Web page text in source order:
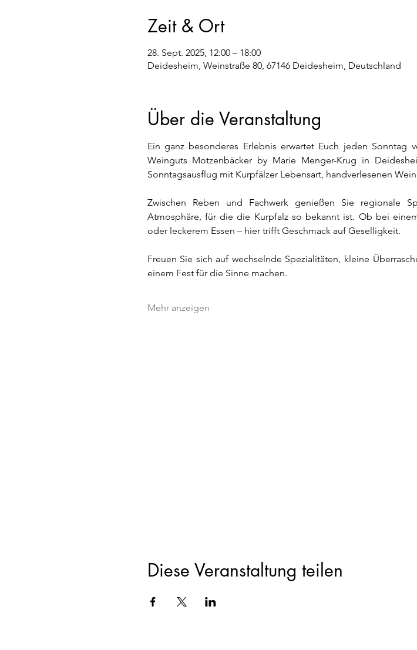
Zeit & Ort
28. Sept. 2025, 12:00 – 18:00
Deidesheim, Weinstraße 80, 67146 Deidesheim, Deutschland
Über die Veranstaltung
Ein ganz besonderes Erlebnis erwartet Euch jeden
Weinguts Motzenbäcker by Marie Menger-Krug in
Sonntagsausflug mit Kurpfälzer Lebensart, handverlesenen
Zwischen Reben und Fachwerk genießen Sie regionale
Atmosphäre, für die die Kurpfalz so bekannt ist. Ob bei
oder leckerem Essen – hier trifft Geschmack auf Geselligkeit.
Freuen Sie sich auf wechselnde Spezialitäten, kleine
einem Fest für die Sinne machen.
Mehr anzeigen
Diese Veranstaltung teilen